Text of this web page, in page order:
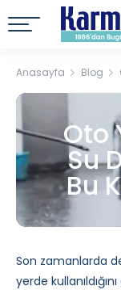
Anasayfa Blog
Oto
Su
Bu
Son zamanlarda
yerde